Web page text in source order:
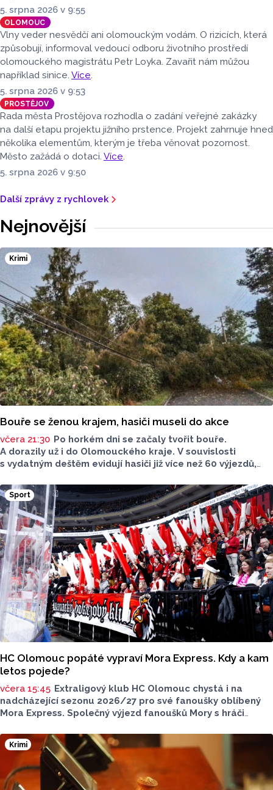
5. srpna 2026 v 9:55
OLOMOUC
Vlny veder nesvědčí ani olomouckým vodám. O rizicích, která
způsobují, informoval vedoucí odboru životního prostředí
olomouckého magistrátu Petr Loyka. Zavařit nám můžou
například sinice. Více.
5. srpna 2026 v 9:53
PROSTĚJOV
Rada města Prostějova rozhodla o zadání veřejné zakázky
na další etapu projektu jižního prstence. Projekt zahrnuje hned
několika elementům, kterým je třeba věnovat pozornost.
Město zažádá o dotaci. Více.
5. srpna 2026 v 9:50
Další zprávy z rychlovek
Nejnovější
Krimi
Bouře se ženou krajem, hasiči museli do akce
včera 21:30 Po horkém dni se začaly tvořit bouře.
A dorazily už i do Olomouckého kraje. V souvislosti
s vydatným deštěm evidují hasiči již více než 60 výjezdů,
Olomouckého kraje o tom informoval na sociálních sítích.
Sport
HC Olomouc popáté vypraví Mora Express. Kdy a kam
letos pojede?
včera 15:45 Extraligový klub HC Olomouc chystá i na
nadcházející sezonu 2026/27 pro své fanoušky oblíbený
Mora Express. Společný výjezd fanoušků Mory s hráči
října. Stejně jako roky předtím, tak i letos bude cílovou
destinací pražská Libeň, kde kohouti vyzvou v O2 aréně
Spartu Praha.
Krimi